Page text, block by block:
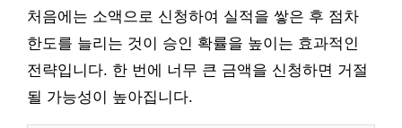
처음에는 소액으로 신청하여 실적을 쌓은 후 점차
한도를 늘리는 것이 승인 확률을 높이는 효과적인
전략입니다. 한 번에 너무 큰 금액을 신청하면 거절
될 가능성이 높아집니다.